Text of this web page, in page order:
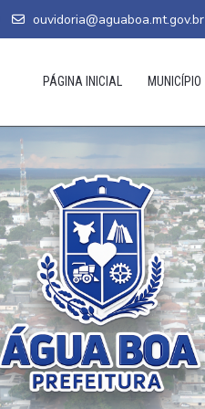
ouvidoria@aguaboa.mt.gov.br
PÁGINA INICIAL MUNICÍPIO